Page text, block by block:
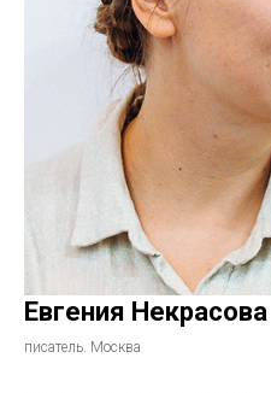
Евгения Некрасова
писатель. Москва